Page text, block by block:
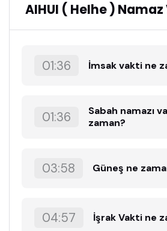
AIHUI ( HeIhe )
01:36 İmsak vakti ne
01:36
Sabah namazı
zaman?
03:58 Güneş ne
04:57 İşrak Vakti ne